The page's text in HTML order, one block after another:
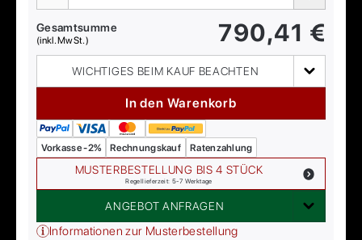
Gesamtsumme
(inkl. MwSt.) 790,41 €
WICHTIGES BEIM KAUF BEACHTEN
In den Warenkorb
Vorkasse -2% Rechnungskauf Ratenzahlung
MUSTERBESTELLUNG BIS 4 STÜCK
Regellieferzeit: 5-7 Werktage
ANGEBOT ANFRAGEN
Informationen zur Musterbestellung